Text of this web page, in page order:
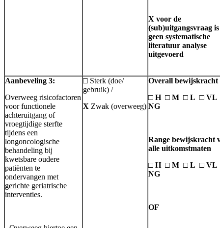
X voor de
(sub)uitgangsvraag is
geen systematische
literatuur analyse
uitgevoerd
Aanbeveling 3:
Overweeg risicofactoren
voor functionele
achteruitgang of
vroegtijdige sterfte
tijdens een
longoncologische
behandeling bij
kwetsbare oudere
patiënten te
ondervangen met
gerichte geriatrische
interventies.
□ Sterk (doe/
gebruik) /
X Zwak (overweeg)
Overall bewijskracht
□ H □ M □ L □
NG
Range bewijskracht
alle uitkomstmaten
□ H □ M □ L □
NG
OF